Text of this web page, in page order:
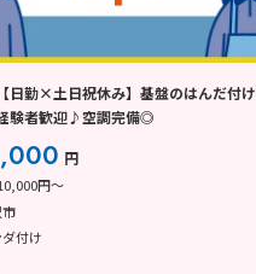
日勤×土日祝休み】基盤のはんだ付
験者歓迎♪空調完備◎
円
円～
付け